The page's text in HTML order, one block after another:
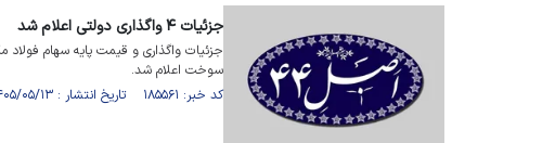
جزئیات ۴ واگذاری دولتی اعلام شد
جزئیات واگذاری و قیمت پایه سهام فولاد
سوخت اعلام شد.
کد خبر: ۱۸۵۵۶۱ تاریخ انتشار : ۱۴۰۵/۰۵/۱۳